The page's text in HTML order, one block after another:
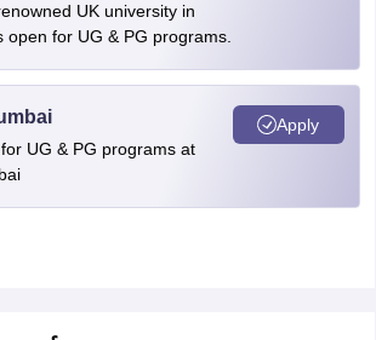
UK university in
open for UG & PG programs.
UG & PG programs at
Apply